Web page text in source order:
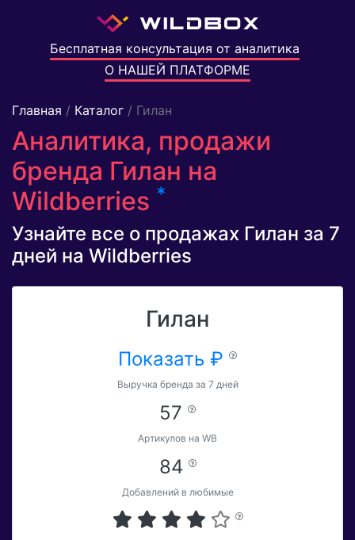
Бесплатная консультация от аналитика
О НАШЕЙ ПЛАТФОРМЕ
Главная / Каталог / Гилан
Аналитика, продажи
бренда Гилан на
Wildberries *
Узнайте все о продажах Гилан за 7
дней на Wildberries
Гилан
Показать ₽
Выручка бренда за 7 дней
57
Артикулов на WB
84
Добавлений в любимые